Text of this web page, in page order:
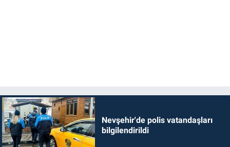
Nevşehir'de polis vatandaşları
bilgilendirildi